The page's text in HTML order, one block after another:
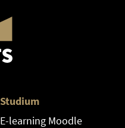
Studium
E-learning Moodle